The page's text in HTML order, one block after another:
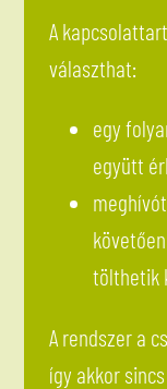
A
választhat:
egy
együtt
tölthetik
A rendszer a
így akkor